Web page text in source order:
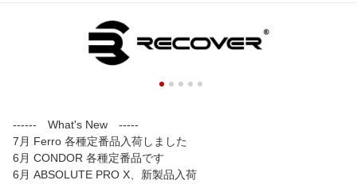
------ What's New -----
7月 Ferro 各種定番品入荷しました
6月 CONDOR 各種定番品です
6月 ABSOLUTE PRO X、新製品入荷